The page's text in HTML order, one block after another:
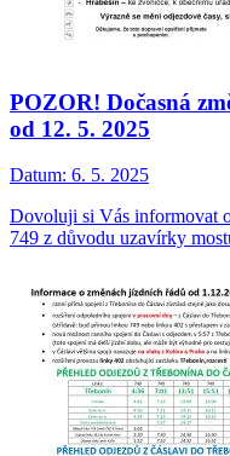
POZOR! Dočasná
od 12. 5. 2025
Datum: 6. 5. 2025
Dovoluji si Vás informovat
749 z důvodu uzavírky